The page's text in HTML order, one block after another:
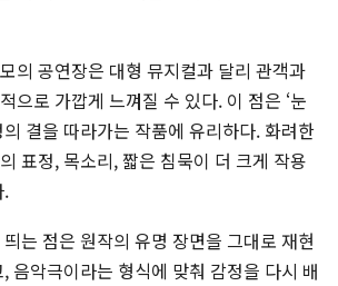
의 공연장은 대형 뮤지컬과 달리 관객과
으로 가깝게 느껴질 수 있다. 이 점은 ‘눈
의 결을 따라가는 작품에 유리하다. 화려한
표정, 목소리, 짧은 침묵이 더 크게 작용
.
는 점은 원작의 유명 장면을 그대로 재현
음악극이라는 형식에 맞춰 감정을 다시 배